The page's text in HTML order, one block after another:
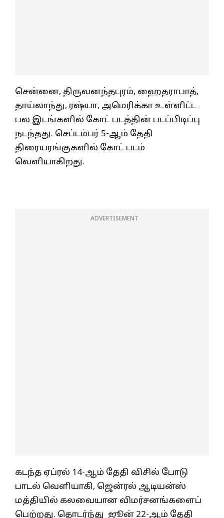
சென்னை, திருவனந்தபுரம், ஹைதராபாத்,
தாய்லாந்து, ரஷ்யா, அமெரிக்கா உள்ளிட்ட
பல இடங்களில் கோட் படத்தின் படப்பிடிப்பு
நடந்தது. செப்டம்பர் 5-ஆம் தேதி
திரையரங்குகளில் கோட் படம்
வெளியாகிறது.
ADVERTISEMENT
கடந்த ஏப்ரல் 14-ஆம் தேதி விசில் போடு
பாடல் வெளியாகி, ஜென்ரல் ஆடியன்ஸ்
மத்தியில் கலவையான விமர்சனங்களைப்
பெற்றது. தொடர்ந்து ஜூன் 22-ஆம் தேதி